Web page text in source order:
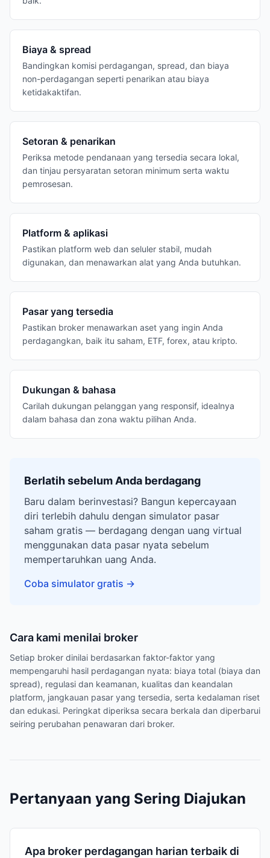
Biaya & spread
Bandingkan komisi perdagangan, spread, dan biaya
non-perdagangan seperti penarikan atau biaya
ketidakaktifan.
Setoran & penarikan
Periksa metode pendanaan yang tersedia secara lokal,
dan tinjau persyaratan setoran minimum serta waktu
pemrosesan.
Platform & aplikasi
Pastikan platform web dan seluler stabil, mudah
digunakan, dan menawarkan alat yang Anda butuhkan.
Pasar yang tersedia
Pastikan broker menawarkan aset yang ingin Anda
perdagangkan, baik itu saham, ETF, forex, atau kripto.
Dukungan & bahasa
Carilah dukungan pelanggan yang responsif, idealnya
dalam bahasa dan zona waktu pilihan Anda.
Berlatih sebelum Anda berdagang
Baru dalam berinvestasi? Bangun kepercayaan
diri terlebih dahulu dengan simulator pasar
saham gratis — berdagang dengan uang virtual
menggunakan data pasar nyata sebelum
mempertaruhkan uang Anda.
Coba simulator gratis →
Cara kami menilai broker
Setiap broker dinilai berdasarkan faktor-faktor yang
mempengaruhi hasil perdagangan nyata: biaya total (biaya dan
spread), regulasi dan keamanan, kualitas dan keandalan
platform, jangkauan pasar yang tersedia, serta kedalaman riset
dan edukasi. Peringkat diperiksa secara berkala dan diperbarui
seiring perubahan penawaran dari broker.
Pertanyaan yang Sering Diajukan
Apa broker perdagangan harian terbaik di